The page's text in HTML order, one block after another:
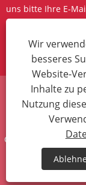
uns bitte Ihre E-
24 Stunden bei
JETZT
Links
Copyright © 2024 West
Wir
besseres
Website-
Inhalte zu
Nutzung